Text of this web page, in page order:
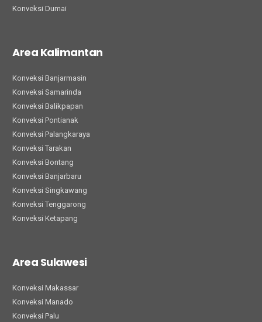
Konveksi Dumai
Area Kalimantan
Konveksi Banjarmasin
Konveksi Samarinda
Konveksi Balikpapan
Konveksi Pontianak
Konveksi Palangkaraya
Konveksi Tarakan
Konveksi Bontang
Konveksi Banjarbaru
Konveksi Singkawang
Konveksi Tenggarong
Konveksi Ketapang
Area Sulawesi
Konveksi Makassar
Konveksi Manado
Konveksi Palu